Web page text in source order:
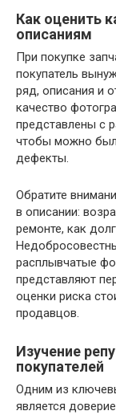
Как оценить
описаниям
При покупке
покупатель
ряд, описания и
качество
представлены с
чтобы можно
дефекты.
Обратите
в описании:
ремонте, как
расплывчатые
представляют
оценки риска
продавцов.
Изучение
покупателей
Одним из
является